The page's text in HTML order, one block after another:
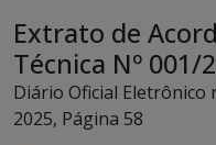
Extrato de
Técnica Nº 001/
Diário Oficial Eletrônico
2025, Página 58